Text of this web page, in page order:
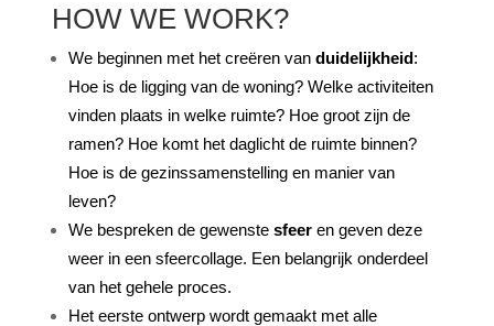
HOW WE WORK?
We beginnen met het creëren van duidelijkheid:
Hoe is de ligging van de woning? Welke activiteiten
vinden plaats in welke ruimte? Hoe groot zijn de
ramen? Hoe komt het daglicht de ruimte binnen?
Hoe is de gezinssamenstelling en manier van
leven?
We bespreken de gewenste sfeeren geven deze
weer in een sfeercollage. Een belangrijk onderdeel
van het gehele proces.
Het eerste ontwerp wordt gemaakt met alle